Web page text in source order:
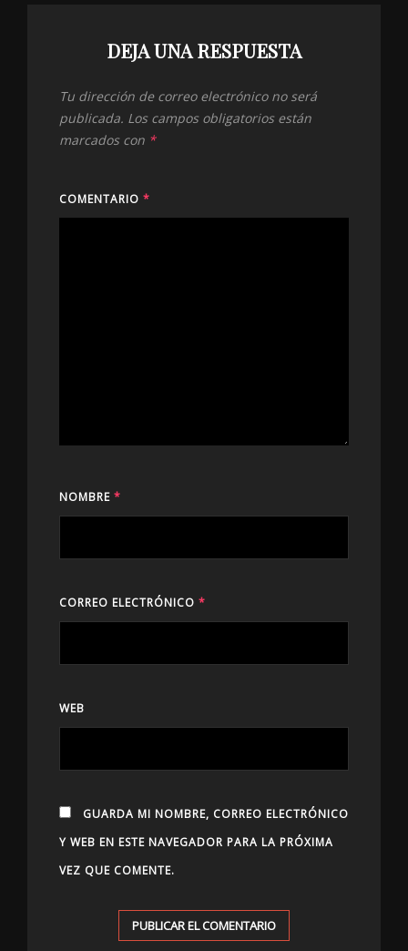
DEJA UNA RESPUESTA
Tu dirección de correo electrónico no será
publicada. Los campos obligatorios están
marcados con *
COMENTARIO *
NOMBRE *
CORREO ELECTRÓNICO *
WEB
GUARDA MI NOMBRE, CORREO ELECTRÓNICO
Y WEB EN ESTE NAVEGADOR PARA LA PRÓXIMA
VEZ QUE COMENTE.